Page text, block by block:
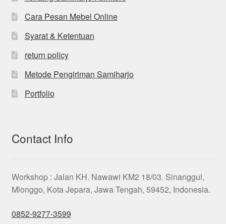
Cara Pesan Mebel Online
Syarat & Ketentuan
return policy
Metode Pengiriman Samiharjo
Portfolio
Contact Info
Workshop : Jalan KH. Nawawi KM2 18/03. Sinanggul,
Mlonggo, Kota Jepara, Jawa Tengah, 59452, Indonesia.
0852-9277-3599